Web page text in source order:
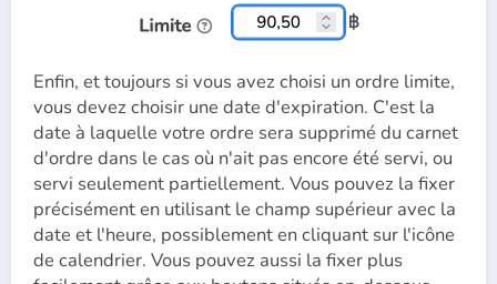
Enfin, et toujours si vous avez choisi un ordre limite,
vous devez choisir une date d'expiration. C'est la
date à laquelle votre ordre sera supprimé du carnet
d'ordre dans le cas où n'ait pas encore été servi, ou
servi seulement partiellement. Vous pouvez la fixer
précisément en utilisant le champ supérieur avec la
date et l'heure, possiblement en cliquant sur l'icône
de calendrier. Vous pouvez aussi la fixer plus